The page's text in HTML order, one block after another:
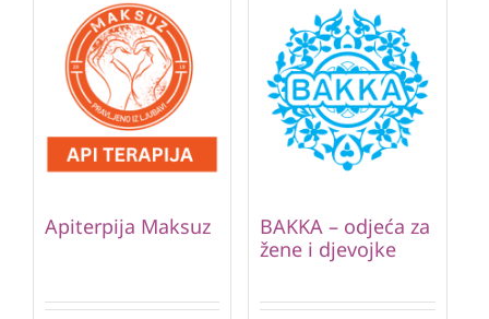
Apiterpija Maksuz
BAKKA – odjeća za
žene i djevojke